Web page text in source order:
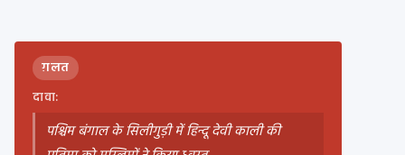
ग़लत
दावा:
पश्चिम बंगाल के सिलीगुड़ी में हिन्दू देवी काली की